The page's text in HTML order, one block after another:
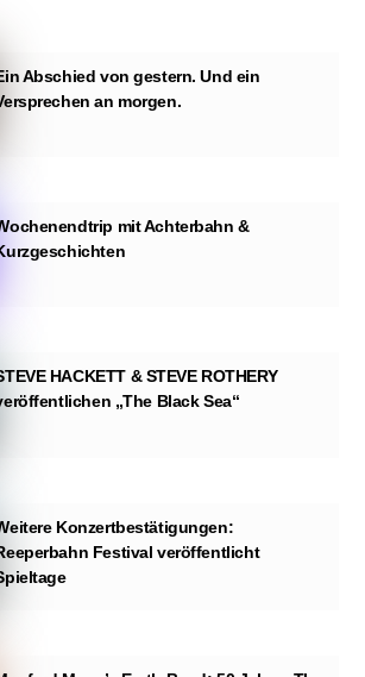
Abschied von gestern. Und ein
an morgen.
mit Achterbahn &
HACKETT & STEVE ROTHERY
„The Black Sea“
Konzertbestätigungen:
Festival veröffentlicht